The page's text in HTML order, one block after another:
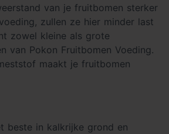
van je fruitbomen sterker
zullen ze hier minder last
zowel kleine als grote
van Pokon Fruitbomen Voeding.
maakt je fruitbomen
beste in kalkrijke grond en